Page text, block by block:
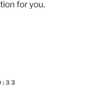
for you.